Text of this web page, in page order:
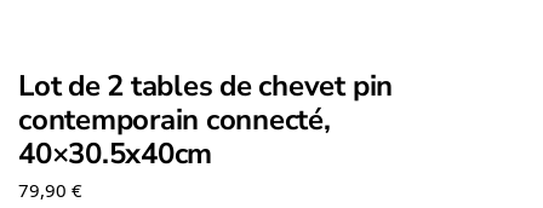
Lot de 2 tables de chevet pin
contemporain connecté,
40×30.5x40cm
79,90 €